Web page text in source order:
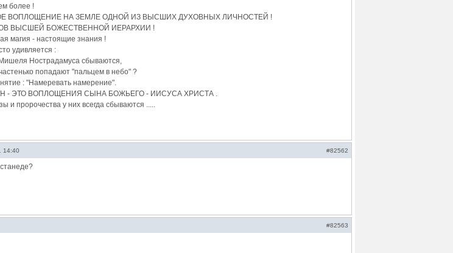
более !
ВОПЛОЩЕНИЕ НА ЗЕМЛЕ ОДНОЙ ИЗ ВЫСШИХ ДУХОВНЫХ ЛИЧНОСТЕЙ !
ВЫСШЕЙ БОЖЕСТВЕННОЙ ИЕРАРХИИ !
магия - настоящие знания !
удивляется :
Нострадамуса сбываются,
попадают "пальцем в небо" ?
: "Намеревать намерение".
- ЭТО ВОПЛОЩЕНИЯ СЫНА БОЖЬЕГО - ИИСУСА ХРИСТА .
и пророчества у них всегда сбываются .....
#82562
14:40
#82563